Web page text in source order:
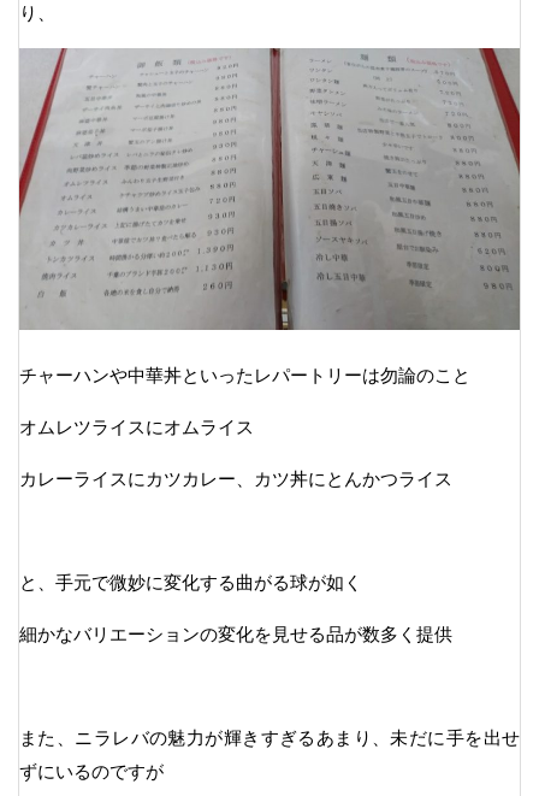
り、
チャーハンや中華丼といったレパートリーは勿論のこと
オムレツライスにオムライス
カレーライスにカツカレー、カツ丼にとんかつライス
と、手元で微妙に変化する曲がる球が如く
細かなバリエーションの変化を見せる品が数多く提供
また、ニラレバの魅力が輝きすぎるあまり、未だに手を出せ
ずにいるのですが